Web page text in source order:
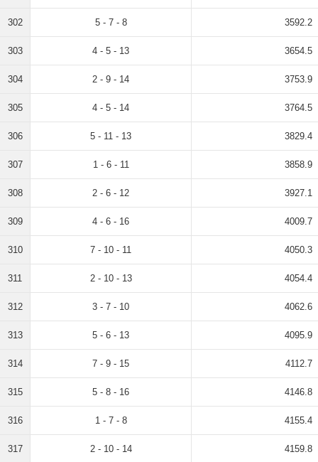
302 5 - 7 - 8 3592.2
303 4 - 5 - 13 3654.5
304 2 - 9 - 14 3753.9
305 4 - 5 - 14 3764.5
306 5 - 11 - 13 3829.4
307 1 - 6 - 11 3858.9
308 2 - 6 - 12 3927.1
309 4 - 6 - 16 4009.7
310 7 - 10 - 11 4050.3
311 2 - 10 - 13 4054.4
312 3 - 7 - 10 4062.6
313 5 - 6 - 13 4095.9
314 7 - 9 - 15 4112.7
315 5 - 8 - 16 4146.8
316 1 - 7 - 8 4155.4
317 2 - 10 - 14 4159.8